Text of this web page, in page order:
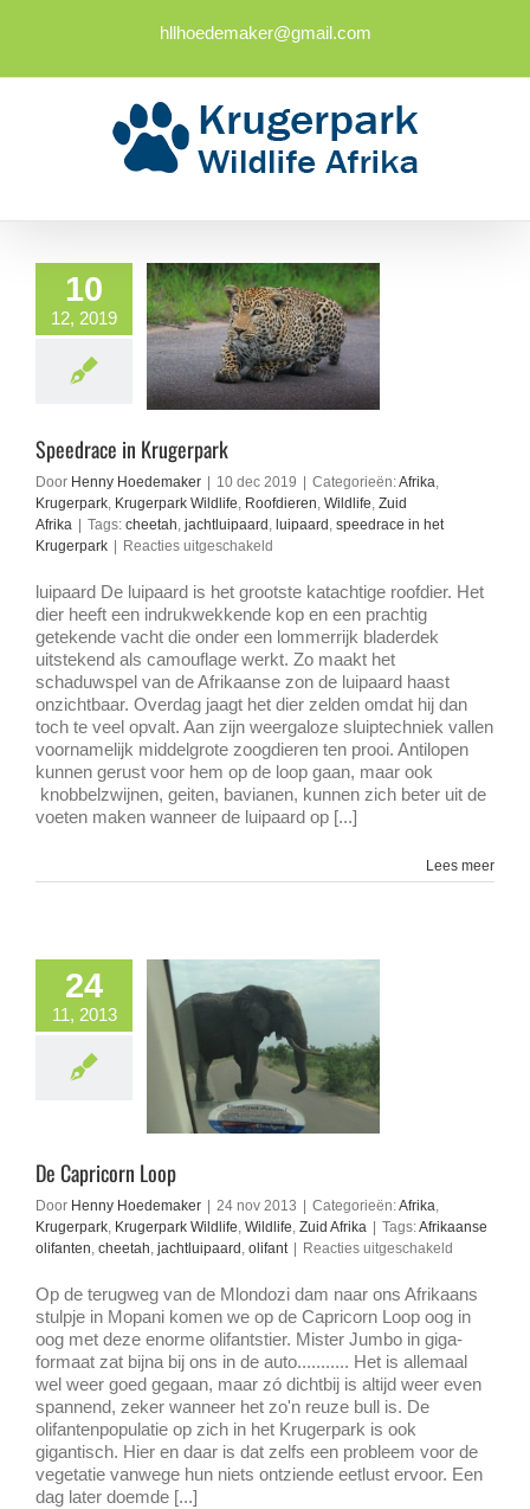
hllhoedemaker@gmail.com
10
12, 2019
Speedrace in Krugerpark
Door Henny Hoedemaker 10 dec 2019 Categorieën:Afrika,
Krugerpark, Krugerpark Wildlife, Roofdieren, Wildlife, Zuid
Afrika
Tags: cheetah, jachtluipaard , luipaard , speedrace in het
Krugerpark
Reacties uitgeschakeld
in
Krugerpark
luipaard De luipaard is het grootste katachtige roofdier. Het
dier heeft een indrukwekkende kop en een prachtig
getekende vacht die onder een lommerrijk bladerdek
uitstekend als camouflage werkt. Zo maakt het
schaduwspel van de Afrikaanse zon de luipaard haast
onzichtbaar. Overdag jaagt het dier zelden omdat hij dan
toch te veel opvalt. Aan zijn weergaloze sluiptechniek vallen
voornamelijk middelgrote zoogdieren ten prooi. Antilopen
kunnen gerust voor hem op de loop gaan, maar ook
knobbelzwijnen, geiten, bavianen, kunnen zich beter uit de
voeten maken wanneer de luipaard op [...]
Lees meer
24
11, 2013
De Capricorn Loop
Door Henny Hoedemaker 24 nov 2013 Categorieën:Afrika,
Krugerpark, Krugerpark Wildlife, Wildlife, Zuid Afrika Tags:Afrikaanse
olifanten, cheetah, jachtluipaard , olifant Reacties uitgeschakeld
Capricorn
Loop
Op de terugweg van de Mlondozi dam naar ons Afrikaans
stulpje in Mopani komen we op de Capricorn Loop oog in
oog met deze enorme olifantstier. Mister Jumbo in giga-
formaat zat bijna bij ons in de auto........... Het is allemaal
wel weer goed gegaan, maar zó dichtbij is altijd weer even
spannend, zeker wanneer het zo'n reuze bull is. De
olifantenpopulatie op zich in het Krugerpark is ook
gigantisch. Hier en daar is dat zelfs een probleem voor de
vegetatie vanwege hun niets ontziende eetlust ervoor. Een
dag later doemde [...]